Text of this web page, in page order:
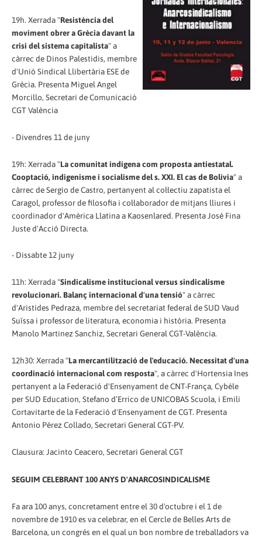
19h. Xerrada "Resistència del
moviment obrer a Grècia davant la
crisi del sistema capitalista" a
càrrec de Dinos Palestidis, membre
d'Unió Sindical Llibertària ESE de
Grècia. Presenta Miguel Angel
Morcillo, Secretari de Comunicació
CGT València
- Divendres 11 de juny
19h: Xerrada "La comunitat indígena com proposta antiestatal.
Cooptació, indigenisme i socialisme del s. XXI. El cas de Bolívia" a
càrrec de Sergio de Castro, pertanyent al col·lectiu zapatista el
Caragol, professor de filosofia i col·laborador de mitjans lliures i
coordinador d'Amèrica Llatina a Kaosenlared. Presenta José Fina
Juste d'Acció Directa.
- Dissabte 12 juny
11h: Xerrada "Sindicalisme institucional versus sindicalisme
revolucionari. Balanç internacional d'una tensió" a càrrec
d'Aristides Pedraza, membre del secretariat federal de SUD Vaud
Suïssa i professor de literatura, economia i història. Presenta
Manolo Martinez Sanchiz, Secretari General CGT-València.
12h30: Xerrada "La mercantilització de l'educació. Necessitat d'una
coordinació internacional com resposta", a càrrec d'Hortensia Ines
pertanyent a la Federació d'Ensenyament de CNT-França, Cybéle
per SUD Education, Stefano d’Errico de UNICOBAS Scuola, i Emili
Cortavitarte de la Federació d'Ensenyament de CGT. Presenta
Antonio Pérez Collado, Secretari General CGT-PV.
Clausura: Jacinto Ceacero, Secretari General CGT
SEGUIM CELEBRANT 100 ANYS D'ANARCOSINDICALISME
Fa ara 100 anys, concretament entre el 30 d'octubre i el 1 de
novembre de 1910 es va celebrar, en el Cercle de Belles Arts de
Barcelona, un congrés en el qual un bon nombre de treballadors va